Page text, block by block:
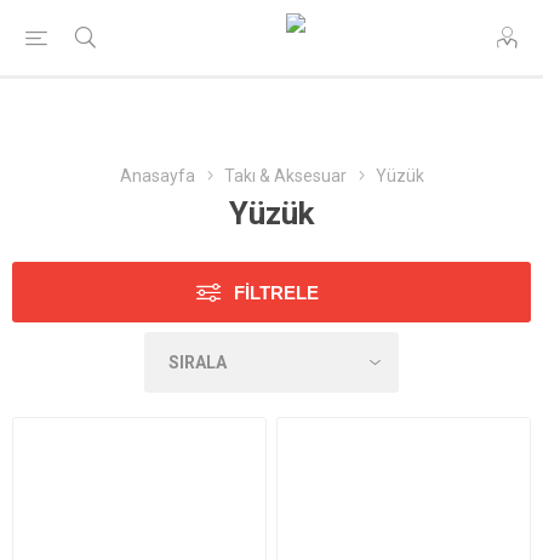
Anasayfa Takı & Aksesuar Yüzük
Yüzük
FILTRELE